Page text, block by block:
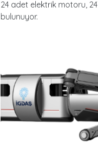
24 adet elektrik motoru,
bulunuyor.